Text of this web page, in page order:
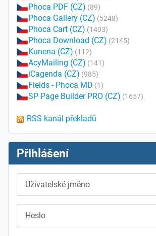
Phoca PDF (CZ) (89)
Phoca Gallery (CZ) (5248)
Phoca Cart (CZ) (1403)
Phoca Download (CZ) (2145)
Kunena (CZ) (112)
AcyMailing (CZ) (141)
iCagenda (CZ) (985)
Fields - Phoca MD (1)
SP Page Builder PRO (CZ) (1657)
RSS kanál překladů
Přihlášení